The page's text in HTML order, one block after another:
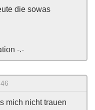
die sowas
-.-
mich nicht trauen